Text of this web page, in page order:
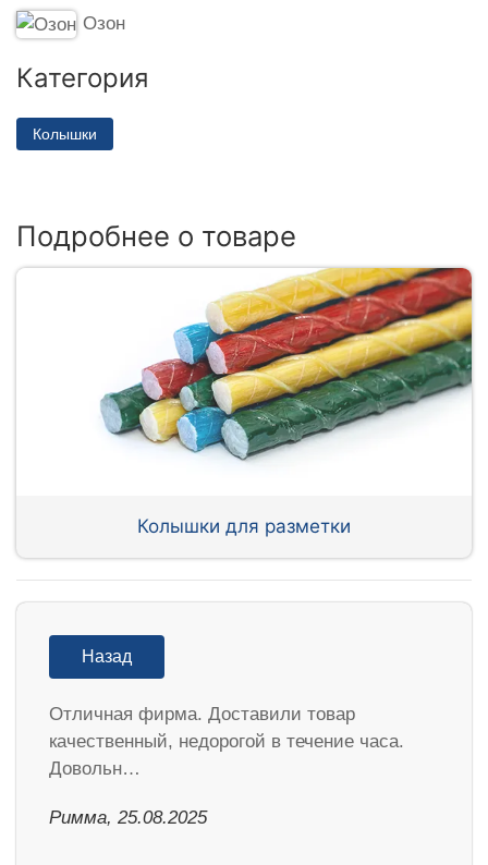
Озон
Категория
Колышки
Подробнее о товаре
Колышки для разметки
Назад
Отличная фирма. Доставили товар
качественный, недорогой в течение часа.
Довольн…
Римма, 25.08.2025